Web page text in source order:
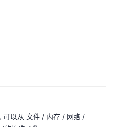
可以从 文件 / 内存 / 网络 /